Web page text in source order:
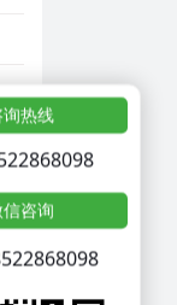
询热线
咨询